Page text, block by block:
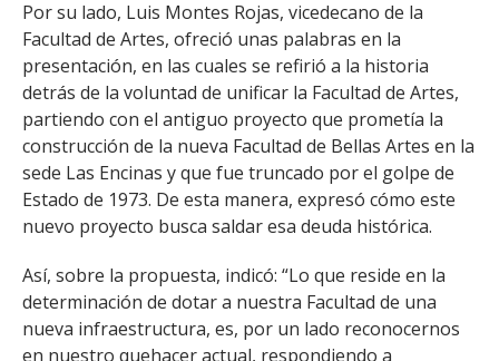
Por su lado, Luis Montes Rojas, vicedecano de la
Facultad de Artes, ofreció unas palabras en la
presentación, en las cuales se refirió a la historia
detrás de la voluntad de unificar la Facultad de Artes,
partiendo con el antiguo proyecto que prometía la
construcción de la nueva Facultad de Bellas Artes en la
sede Las Encinas y que fue truncado por el golpe de
Estado de 1973. De esta manera, expresó cómo este
nuevo proyecto busca saldar esa deuda histórica.
Así, sobre la propuesta, indicó: “Lo que reside en la
determinación de dotar a nuestra Facultad de una
nueva infraestructura, es, por un lado reconocernos
en nuestro quehacer actual, respondiendo a